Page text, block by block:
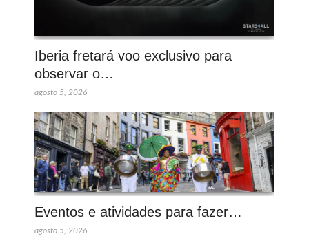
Iberia fretará voo exclusivo para
observar o…
agosto 5, 2026
Eventos e atividades para fazer…
agosto 5, 2026